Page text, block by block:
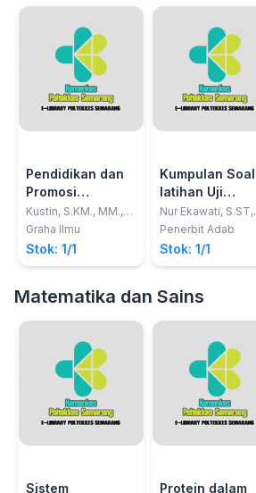
Pendidikan dan
Promosi
Kesehatan
Kustin, S.KM., MM.,
M.Kes.
Graha Ilmu
Stok: 1/1
Kumpulan Soal
latihan Uji
Kompetensi DIII
Kebidanan
Nur Ekawati, S.ST,
M.Keb, Nelly
M.Kes, Ayu Wijaya,
S.Si, M.Si, Apt
Penerbit Adab
Stok: 1/1
Matematika dan Sains
Sistem
Protein dalam